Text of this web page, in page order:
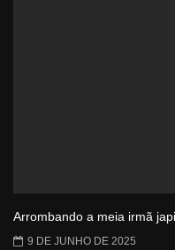
Arrombando a meia irmã
9 DE JUNHO DE 2025